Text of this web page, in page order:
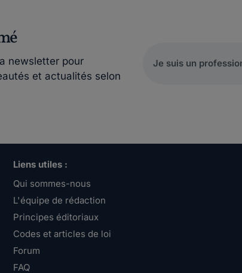
newsletter pour
et actualités selon
Liens utiles :
Qui sommes-nous
L'équipe de rédaction
Principes éditoriaux
Codes et articles de loi
Forum
FAQ